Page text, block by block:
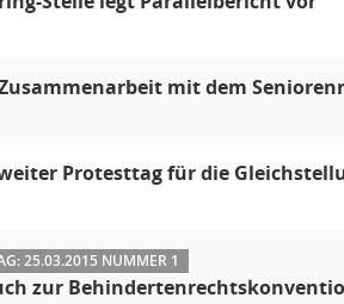
mit dem
Protesttag für die
25.03.2015 NUMMER 1
zur